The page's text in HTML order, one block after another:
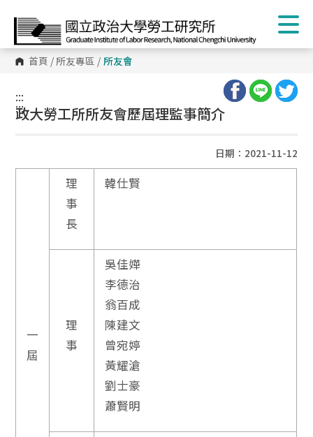
首頁 /所友專區 / 所友會
:::
:::
政大勞工所所友會歷屆理監事簡介
日期：2021-11-12
一
屆
理
事
長
韓仕賢
理
事
吳佳嬅
李德治
翁百成
陳建文
曾宛婷
黃耀滄
劉士豪
蕭賢明